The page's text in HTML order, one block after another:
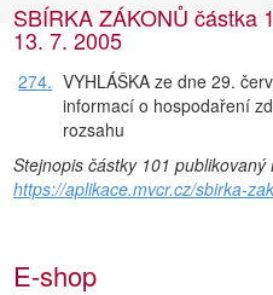
SBÍRKA ZÁKONŮ částka
13. 7. 2005
274. VYHLÁŠKA ze dne 29.
informací o hospodaření
rozsahu
Stejnopis částky 101
https://aplikace.mvcr.cz/sbirka-
E-shop